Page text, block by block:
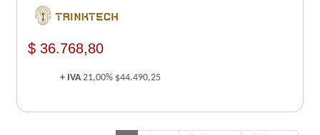
$ 36.768,80
+ IVA21,00% $44.490,25